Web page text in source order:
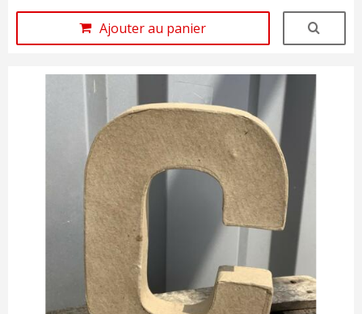
Ajouter au panier